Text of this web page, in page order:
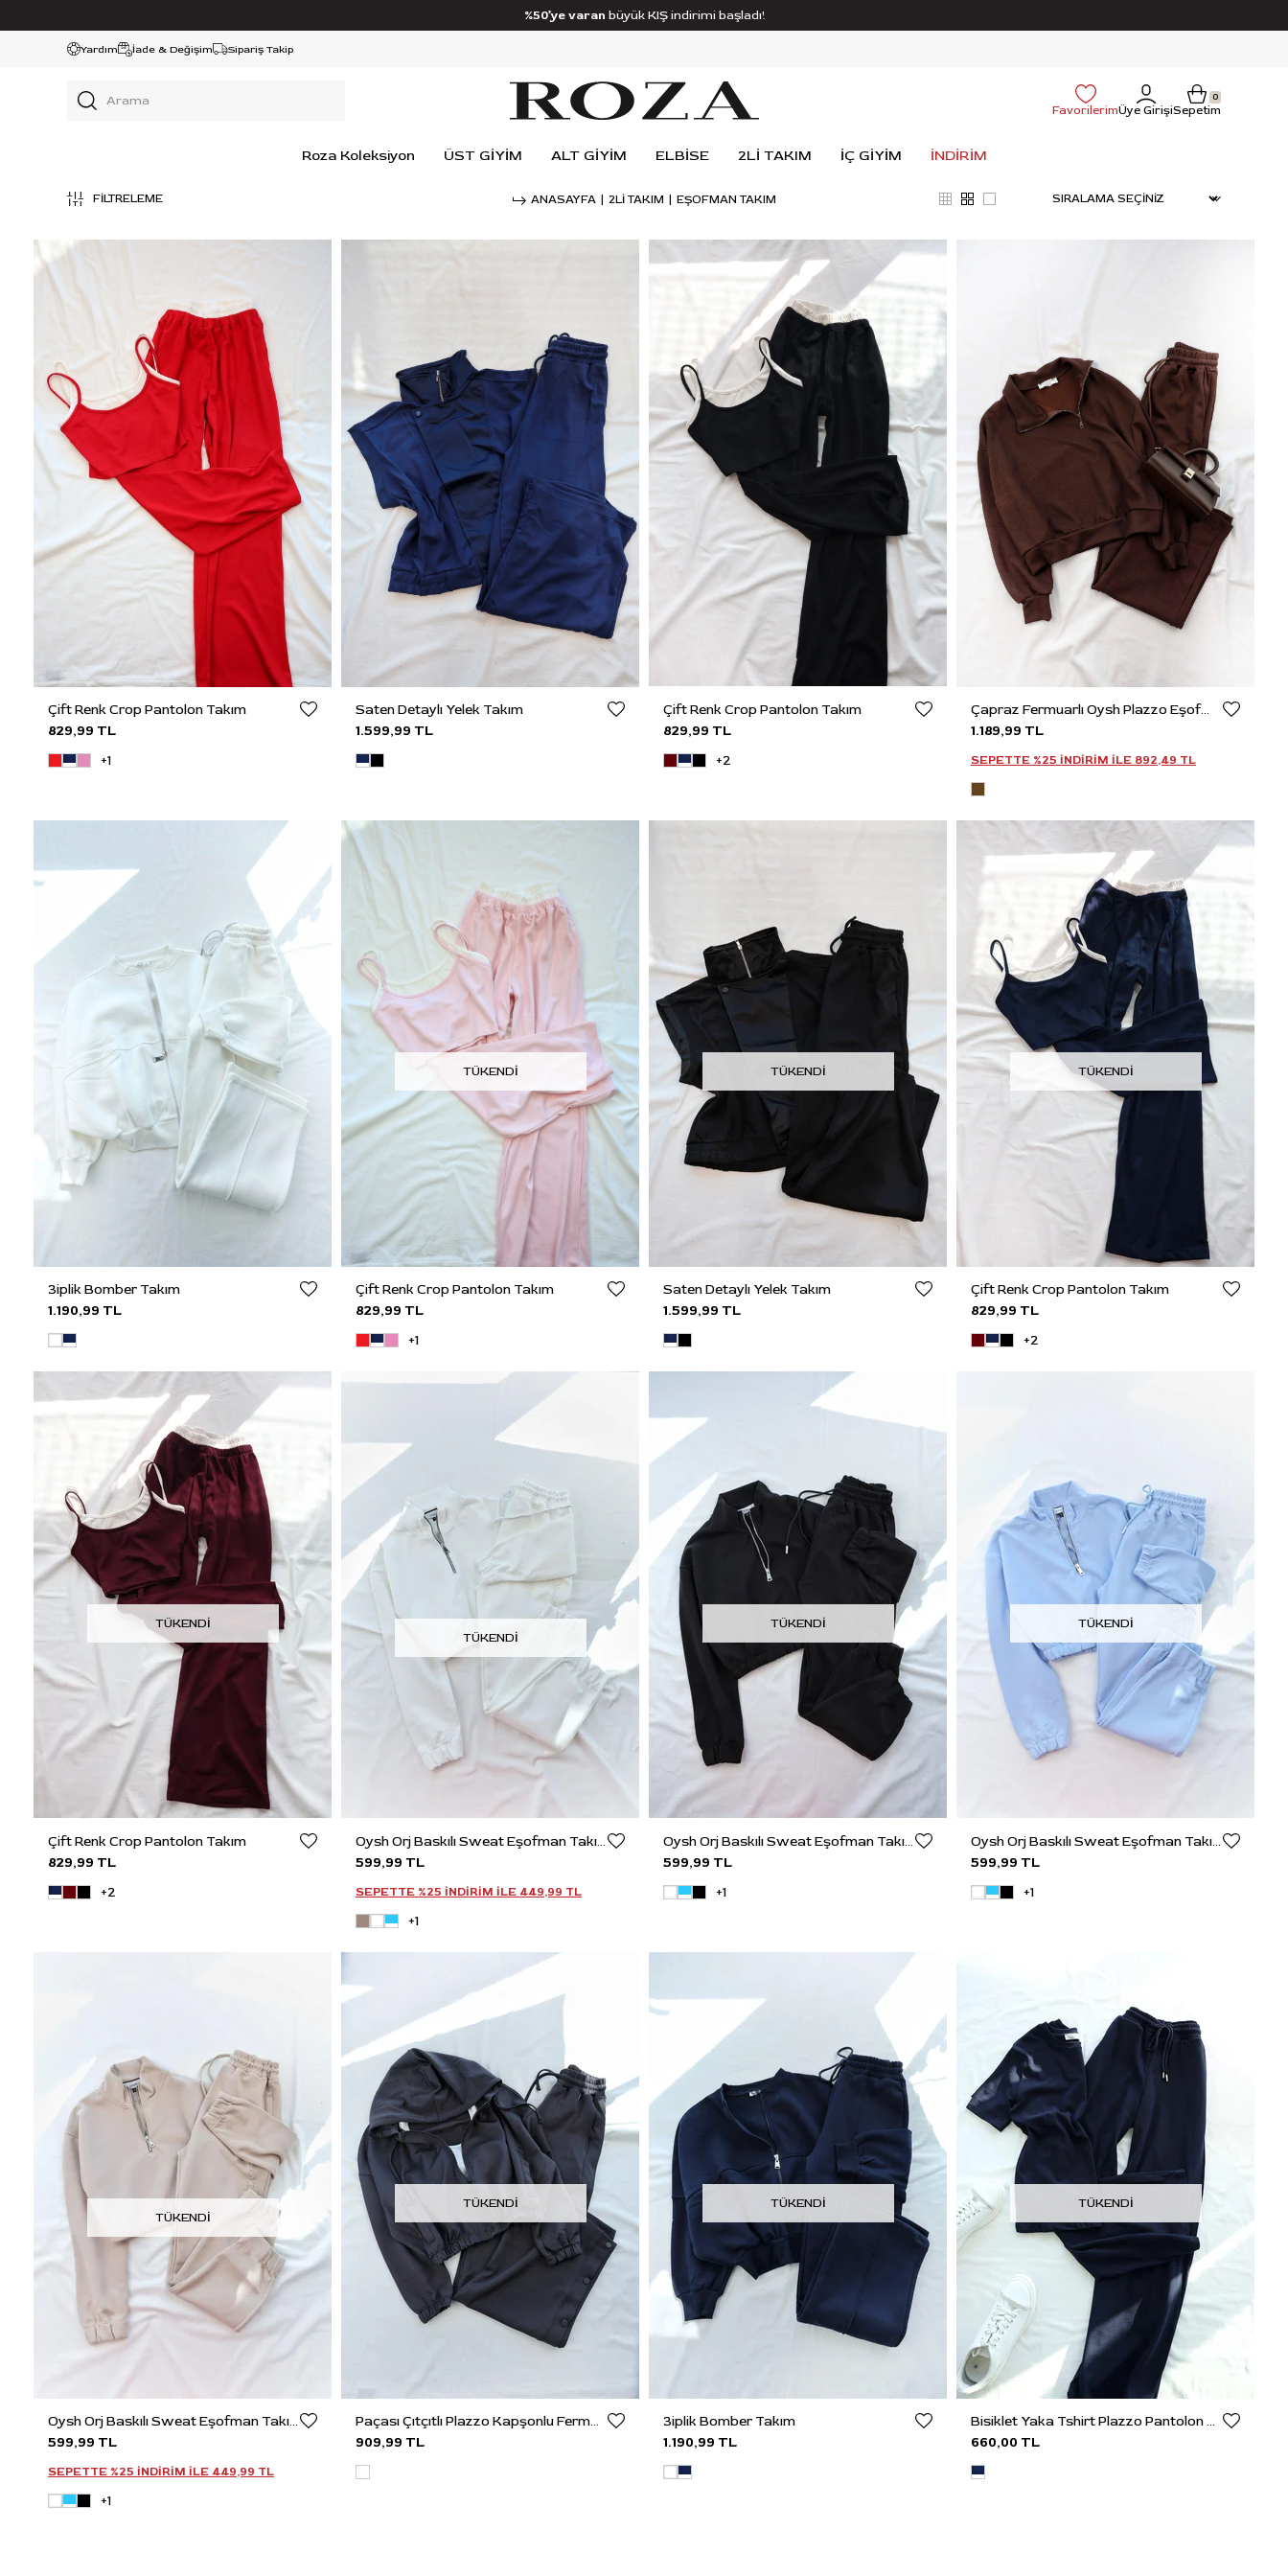
Yardım İade & Değişim Sipariş Takip
%50’ye varan büyük KIŞ indirimi başladı!
FavorilerimÜye GirişiSepetim
0
Roza Koleksiyon ÜST GİYİM ALT GİYİM ELBİSE 2Lİ TAKIM İÇ GİYİM İNDİRİM
ANASAYFA 2Lİ TAKIM EŞOFMAN TAKIM
FILTRELEME
Çift Renk Crop Pantolon Takım
829,99 TL
+1
Saten Detaylı Yelek Takım
1.599,99 TL
Çift Renk Crop Pantolon Takım
829,99 TL
+2
Çapraz Fermuarlı Oysh Plazzo Eşofman Takım
1.189,99 TL
SEPETTE %25 INDIRIM ILE 892,49 TL
3iplik Bomber Takım
1.190,99 TL
TÜKENDI
Çift Renk Crop Pantolon Takım
829,99 TL
+1
TÜKENDI
Saten Detaylı Yelek Takım
1.599,99 TL
TÜKENDI
Çift Renk Crop Pantolon Takım
829,99 TL
+2
TÜKENDI
Çift Renk Crop Pantolon Takım
829,99 TL
+2
TÜKENDI
Oysh Orj Baskılı Sweat Eşofman Takım
599,99 TL
SEPETTE %25 INDIRIM ILE 449,99 TL
+1
TÜKENDI
Oysh Orj Baskılı Sweat Eşofman Takım
599,99 TL
+1
TÜKENDI
Oysh Orj Baskılı Sweat Eşofman Takım
599,99 TL
+1
TÜKENDI
Oysh Orj Baskılı Sweat Eşofman Takım
599,99 TL
SEPETTE %25 INDIRIM ILE 449,99 TL
+1
TÜKENDI
Paçası Çıtçıtlı Plazzo Kapşonlu Fermuarlı Oysh Takım
909,99 TL
TÜKENDI
3iplik Bomber Takım
1.190,99 TL
TÜKENDI
Bisiklet Yaka Tshirt Plazzo Pantolon Takım
660,00 TL